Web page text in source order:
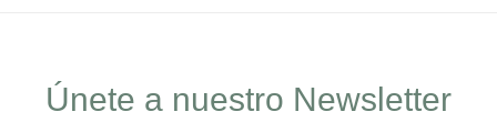
Únete a nuestro Newsletter